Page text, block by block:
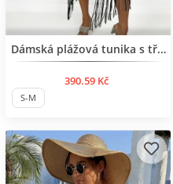
BESTSELLERDámská plážová tunika s třásněmi
390.59 Kč
S-M